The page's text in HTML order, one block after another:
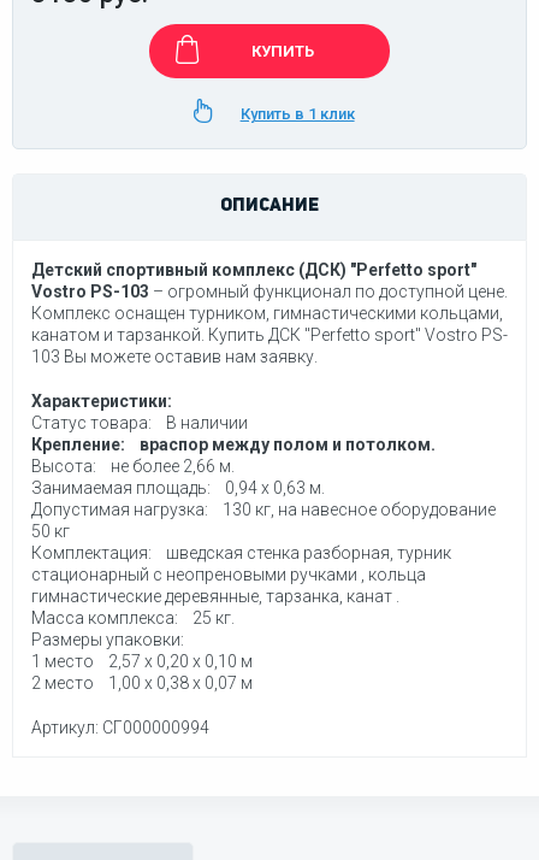
КУПИТЬ
Купить в 1 клик
ОПИСАНИЕ
Детский спортивный комплекс (ДСК) "Perfetto sport"
Vostro PS-103 – огромный функционал по доступной цене.
Комплекс оснащен турником, гимнастическими кольцами,
канатом и тарзанкой. Купить ДСК "Perfetto sport" Vostro PS-
103 Вы можете оставив нам заявку.
Характеристики:
Статус товара: В наличии
Крепление: враспор между полом и потолком.
Высота: не более 2,66 м.
Занимаемая площадь: 0,94 х 0,63 м.
Допустимая нагрузка: 130 кг, на навесное оборудование
50 кг
Комплектация: шведская стенка разборная, турник
стационарный с неопреновыми ручками , кольца
гимнастические деревянные, тарзанка, канат .
Масса комплекса: 25 кг.
Размеры упаковки:
1 место 2,57 х 0,20 х 0,10 м
2 место 1,00 х 0,38 х 0,07 м
Артикул: СГ000000994